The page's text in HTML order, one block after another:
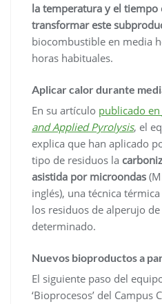
la temperatura y el tiempo
transformar este
biocombustible en media
horas habituales.
Aplicar calor durante
En su artículo publicado en
and Applied Pyrolysis, el
explica que han aplicado
tipo de residuos la
asistida por microondas
inglés), una técnica
los residuos de alperujo
determinado.
Nuevos bioproductos a
El siguiente paso del
‘Bioprocesos’ del Campus